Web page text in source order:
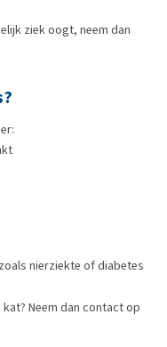
ziek oogt, neem dan
nierziekte of diabetes
Neem dan contact op